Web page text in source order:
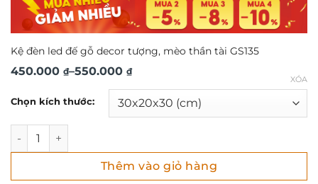
Kệ đèn led đế gỗ decor tượng, mèo thần tài GS135
450.000 ₫–550.000 ₫
Khoảng
450.000 ₫
đến
550.000 ₫
Chọn kích thước:
XÓA
Kệ đèn led đế gỗ decor tượng, mèo thần tài GS135 số lượng
Thêm vào giỏ hàng